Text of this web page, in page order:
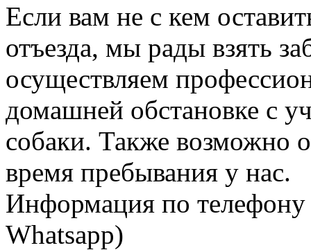
Если вам не с кем
отъезда, мы рады взять
осуществляем
домашней обстановке с
собаки. Также возможно
время пребывания у нас.
Информация по
Whatsapp)